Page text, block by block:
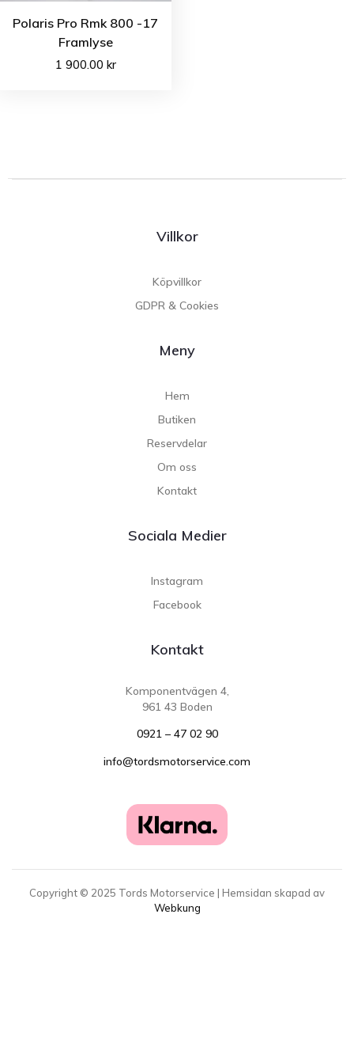
Polaris Pro Rmk 800 -17
Framlyse
1 900.00 kr
Villkor
Köpvillkor
GDPR & Cookies
Meny
Hem
Butiken
Reservdelar
Om oss
Kontakt
Sociala Medier
Instagram
Facebook
Kontakt
Komponentvägen 4,
961 43 Boden
0921 – 47 02 90
info@tordsmotorservice.com
Copyright © 2025 Tords Motorservice | Hemsidan skapad av
Webkung